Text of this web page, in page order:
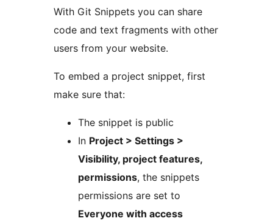
With Git Snippets you can share
code and text fragments with other
users from your website.
To embed a project snippet, first
make sure that:
The snippet is public
In Project > Settings >
Visibility, project features,
permissions, the snippets
permissions are set to
Everyone with access